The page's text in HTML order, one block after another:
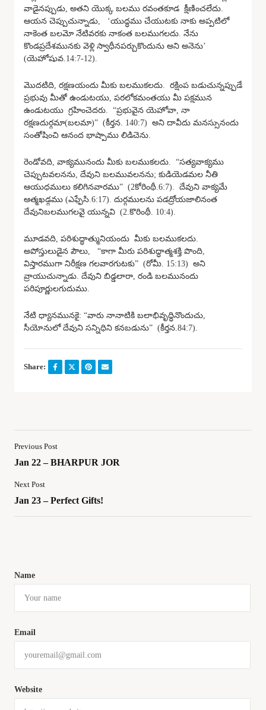
వాడైనప్పుడు, అతని యొక్క బలము రవంతకూడ క్షీణించలేదు.
ఆయన చెప్పుచున్నాడు, ‘యుద్ధము చేయుటకు నాకు అప్పటిలో
నాకెంత బలమో నేటివరకు నాకంత బలముగలదు. నేను
కొండప్రదేశమునకు వెళ్లి స్వాధీనపర్చుకొందును అని అనెను’
(యెహోషువ.14:7-12).
మొదటిది, రక్షణయందు మీకు బలముకలదు. రక్షింప బడుచున్నప్పుడే
ప్రభువు మీతో ఉండుటయు, పరలోకమంతయు మీ పక్షమున
ఉండుటయు గ్రహించెదరు. “ప్రభువైన యెహోవా, నా
రక్షణదుర్గమా(బలమా)” (కీర్తన. 140:7) అని దావీదు మనస్సునందు
సంతోషించి ఆనంద భాష్పాము లిడిచెను.
రెండోవది, వాక్యమునందు మీకు బలముకలదు. “సత్యవాక్యము
చెప్పుటవలనను, దేవుని బలమువలనను; కుడియెడమల నీతి
ఆయుధములు కలిగినవారము” (2కోరింథీ.6:7). దేవుని వాక్యమే
ఆత్మఖడ్గము (ఎఫ్ఫేసి.6:17). దుర్గములను పడద్రోయజాలినంత
దేవునిబలముగలవై యున్నవి (2.కొరింథీ. 10:4).
మూడవది, పరిశుద్ధాత్మునియందు మీకు బలముకలదు.
అపోస్తులుడైన పౌలు, “కాగా మీరు పరిశుద్ధాత్మశక్తి పొంది,
విస్తారముగా నిరీక్షణ గలవారగుటకు” (రోమీ. 15:13) అని
వ్రాయుచున్నాడు. దేవుని బిడ్డలారా, రండి బలమునందు
పరిపూర్ణులగుదుము.
నేటి ధ్యానమునకై: “వారు నానాటికి బలాభివృద్ధినొందుచు,
సీయోనులో దేవుని సన్నిధిని కనబడును” (కీర్తన.84:7).
Share:
Previous Post
Jan 22 – BHARPUR JOR
Next Post
Jan 23 – Perfect Gifts!
Name
Email
Website